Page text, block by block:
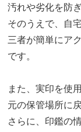
汚れや劣化を防ぎ
そのうえで、自
三者が簡単にア
です。
また、実印を使
元の保管場所に
さらに、印鑑の